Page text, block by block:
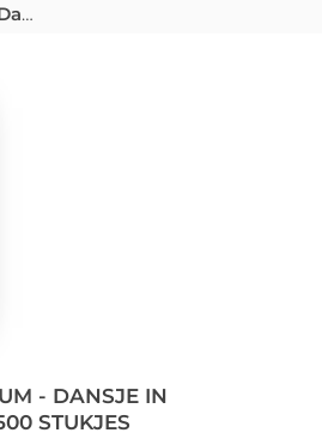
Marius van Dokkum - Dansje in de kerk - Puzzel 500 stukjes
- DANSJE IN
STUKJES